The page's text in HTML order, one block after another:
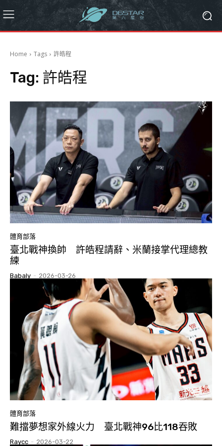
Home Tags 許皓程
Tag: 許皓程
體育部落
臺北戰神換帥 許皓程請辭、米蘭接掌代理總教
練
Babaly - 2026-03-26
體育部落
難擋夢想家外線火力 臺北戰神96比118吞敗
Raycc - 2026-03-22